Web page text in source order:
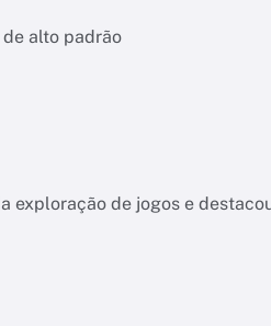
alto padrão
exploração de jogos e